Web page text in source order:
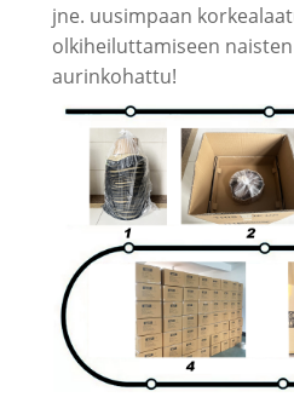
jne. uusimpaan
olkiheiluttamiseen
aurinkohattu!